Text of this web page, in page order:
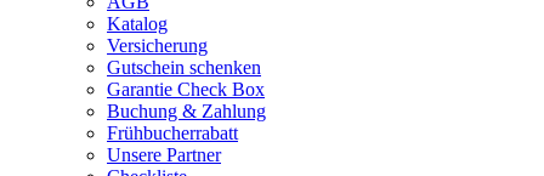
Katalog
Versicherung
Gutschein schenken
Garantie Check Box
Buchung & Zahlung
Frühbucherrabatt
Unsere Partner